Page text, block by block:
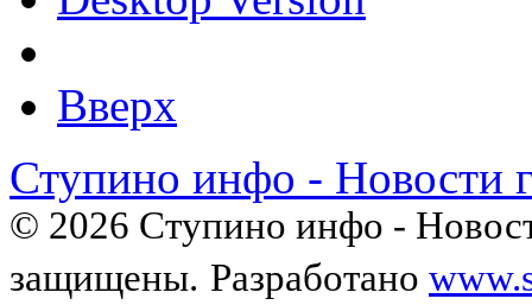
Вверх
Ступино инфо - Новости
© 2026 Ступино инфо -
защищены. Разработано